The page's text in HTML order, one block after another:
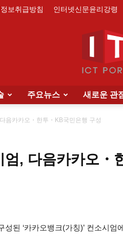
보취급방침 인터넷신문윤리강령
주요뉴스 새로운 관
음카카오・한투・KB국민은행 구성
엄, 다음카카오・
된 ‘카카오뱅크(가칭)’ 컨소시엄